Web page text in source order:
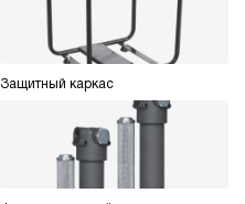
Защитный каркас